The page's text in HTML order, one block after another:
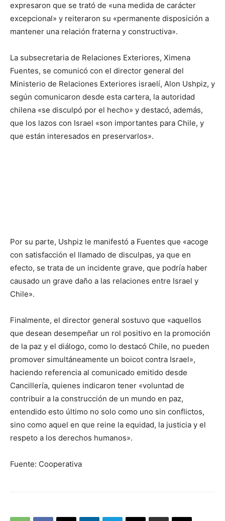
expresaron que se trató de «una medida de carácter
excepcional» y reiteraron su «permanente disposición a
mantener una relación fraterna y constructiva».
La subsecretaria de Relaciones Exteriores, Ximena
Fuentes, se comunicó con el director general del
Ministerio de Relaciones Exteriores israelí, Alon Ushpiz, y
según comunicaron desde esta cartera, la autoridad
chilena «se disculpó por el hecho» y destacó, además,
que los lazos con Israel «son importantes para Chile, y
que están interesados en preservarlos».
Por su parte, Ushpiz le manifestó a Fuentes que «acoge
con satisfacción el llamado de disculpas, ya que en
efecto, se trata de un incidente grave, que podría haber
causado un grave daño a las relaciones entre Israel y
Chile».
Finalmente, el director general sostuvo que «aquellos
que desean desempeñar un rol positivo en la promoción
de la paz y el diálogo, como lo destacó Chile, no pueden
promover simultáneamente un boicot contra Israel»,
haciendo referencia al comunicado emitido desde
Cancillería, quienes indicaron tener «voluntad de
contribuir a la construcción de un mundo en paz,
entendido esto último no solo como uno sin conflictos,
sino como aquel en que reine la equidad, la justicia y el
respeto a los derechos humanos».
Fuente: Cooperativa